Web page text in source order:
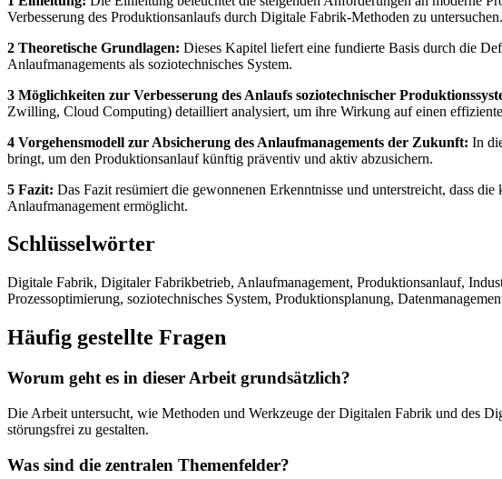
Verbesserung des Produktionsanlaufs durch Digitale Fabrik-Methoden zu untersuchen.
2 Theoretische Grundlagen: Dieses Kapitel liefert eine fundierte Basis durch die
Anlaufmanagements als soziotechnisches System.
3 Möglichkeiten zur Verbesserung des Anlaufs soziotechnischer
Zwilling, Cloud Computing) detailliert analysiert, um ihre Wirkung auf einen
4 Vorgehensmodell zur Absicherung des Anlaufmanagements der Zukunft: In
bringt, um den Produktionsanlauf künftig präventiv und aktiv abzusichern.
5 Fazit: Das Fazit resümiert die gewonnenen Erkenntnisse und unterstreicht, dass
Anlaufmanagement ermöglicht.
Schlüsselwörter
Digitale Fabrik, Digitaler Fabrikbetrieb, Anlaufmanagement, Produktionsanlauf,
Prozessoptimierung, soziotechnisches System, Produktionsplanung,
Häufig gestellte Fragen
Worum geht es in dieser Arbeit grundsätzlich?
Die Arbeit untersucht, wie Methoden und Werkzeuge der Digitalen Fabrik und des
störungsfrei zu gestalten.
Was sind die zentralen Themenfelder?